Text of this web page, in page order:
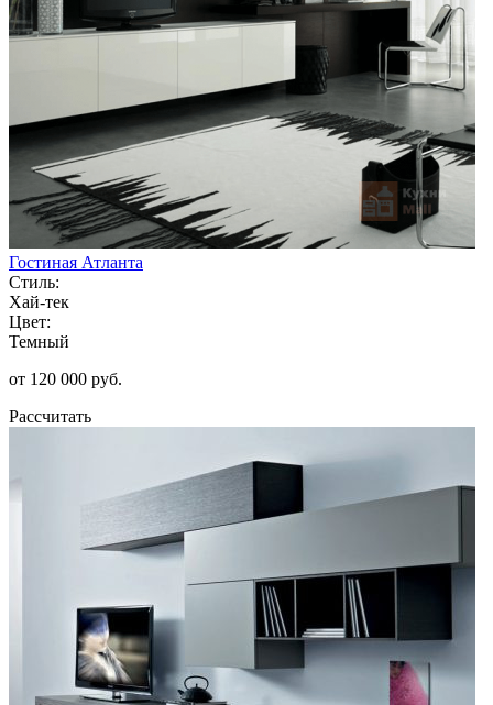
Гостиная Атланта
Стиль:
Хай-тек
Цвет:
Темный
от 120 000 руб.
Рассчитать